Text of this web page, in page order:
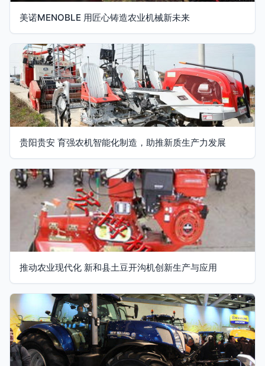
美诺MENOBLE 用匠心铸造农业机械新未来
贵阳贵安 育强农机智能化制造，助推新质生产力发展
推动农业现代化 新和县土豆开沟机创新生产与应用